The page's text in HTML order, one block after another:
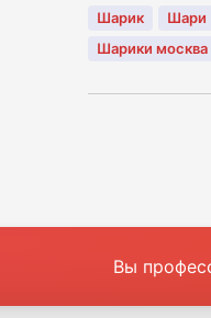
Шарик Шари
Шарики москва
Вы